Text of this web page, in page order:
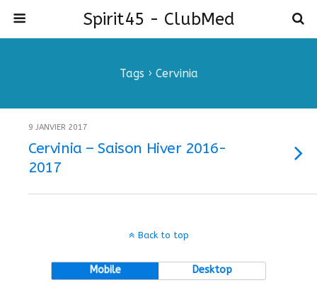
Spirit45 - ClubMed
Tags › Cervinia
9 JANVIER 2017
Cervinia – Saison Hiver 2016-
2017
Back to top
Mobile Desktop